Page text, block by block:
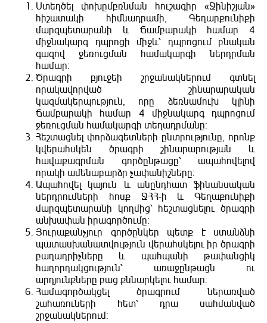
Ստեղծել փոխըմբռնման հուշագիր «Ջինիշյան»
հիշատակի հիմնադրամի, Գեղարքունիքի
մարզպետարանի և Ճամբարակի համար 4
միջնակարգ դպրոցի միջև՝ դպրոցում բնական
գազով ջեռուցման համակարգի ներդրման
համար:
Ծրագրի բյուջեի շրջանակներում գտնել
որակավորված շինարարական
կազմակերպություն, որը ձեռնամուխ կլինի
Ճամբարակի համար 4 միջնակարգ դպրոցում
ջեռուցման համակարգի տեղադրմանը:
Հեշտացնել փորձագետների ընտրությունը, որոնք
կվերահսկեն ծրագրի շինարարության և
հավաքագրման գործընթացը՝ ապահովելով
որակի ամենաբարձր չափանիշները:
Ապահովել կայուն և անընդհատ ֆինանսական
ներդրումների հոսք ՋՀՀ-ի և Գեղաքունիքի
մարզպետարանի կողմից՝ հեշտացնելու ծրագրի
անխափան իրագործումը:
Յուրաքանչյուր գործընկեր պետք է ստանձնի
պատասխանատվություն վերահսկելու իր ծրագրի
բաղադրիչները և պահպանի թափանցիկ
հաղորդակցություն՝ առաջընթացն ու
արդյունքները բաց քննարկելու համար:
Համագործակցել ծրագրում ներառված
շահառուների հետ՝ դրա սահմանված
շրջանակներում: